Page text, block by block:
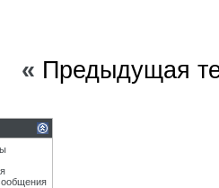
« Предыдущая